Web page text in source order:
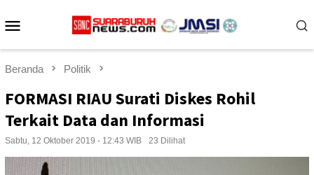
ke
Beranda Politik
FORMASI RIAU Surati Diskes Rohil
Terkait Data dan Informasi
Sabtu, 12 Oktober 2019 - 12:43 WIB 23 Dilihat